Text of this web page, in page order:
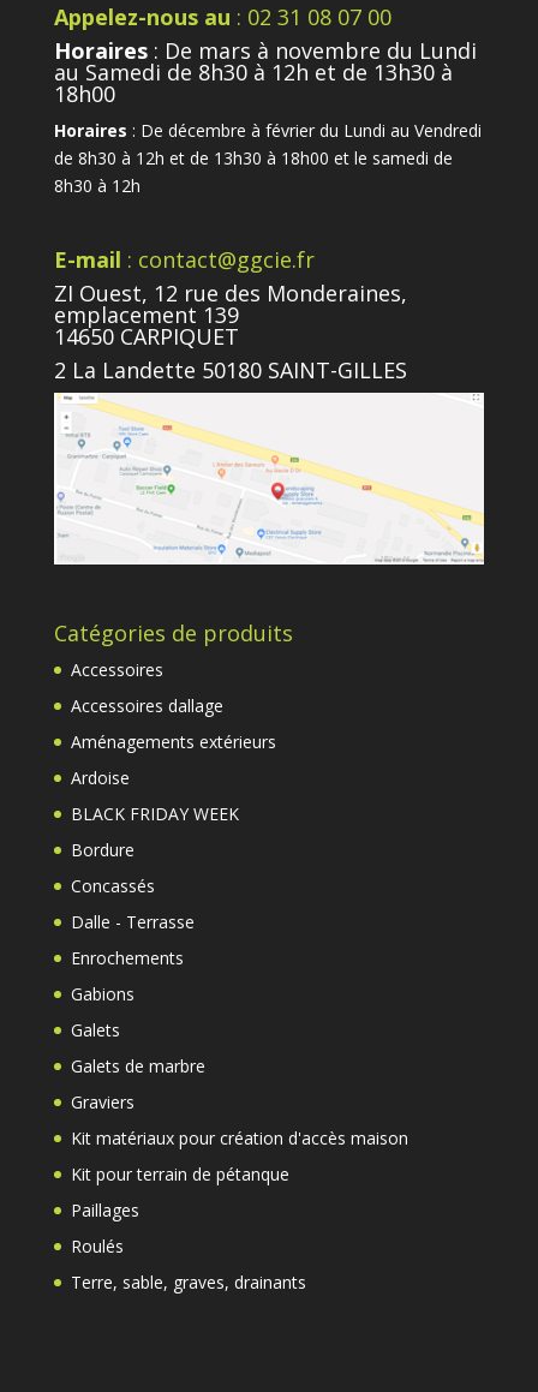
Appelez-nous au : 02 31 08 07 00
Horaires: De mars à novembre du Lundi
au Samedi de 8h30 à 12h et de 13h30 à
18h00
Horaires : De décembre à février du Lundi au Vendredi
de 8h30 à 12h et de 13h30 à 18h00 et le samedi de
8h30 à 12h
E-mail : contact@ggcie.fr
ZI Ouest, 12 rue des Monderaines,
emplacement 139
14650 CARPIQUET
2 La Landette 50180 SAINT-GILLES
Catégories de produits
Accessoires
Accessoires dallage
Aménagements extérieurs
Ardoise
BLACK FRIDAY WEEK
Bordure
Concassés
Dalle - Terrasse
Enrochements
Gabions
Galets
Galets de marbre
Graviers
Kit matériaux pour création d'accès maison
Kit pour terrain de pétanque
Paillages
Roulés
Terre, sable, graves, drainants